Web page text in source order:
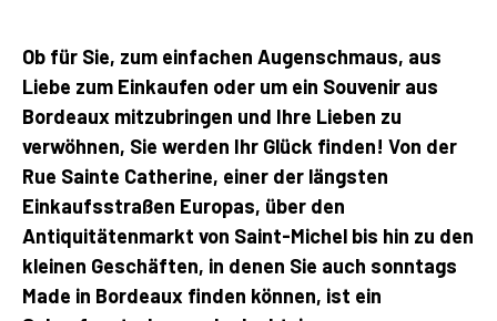
Ob für Sie, zum einfachen Augenschmaus, aus
Liebe zum Einkaufen oder um ein Souvenir aus
Bordeaux mitzubringen und Ihre Lieben zu
verwöhnen, Sie werden Ihr Glück finden! Von der
Rue Sainte Catherine, einer der längsten
Einkaufsstraßen Europas, über den
Antiquitätenmarkt von Saint-Michel bis hin zu den
kleinen Geschäften, in denen Sie auch sonntags
Made in Bordeaux finden können, ist ein